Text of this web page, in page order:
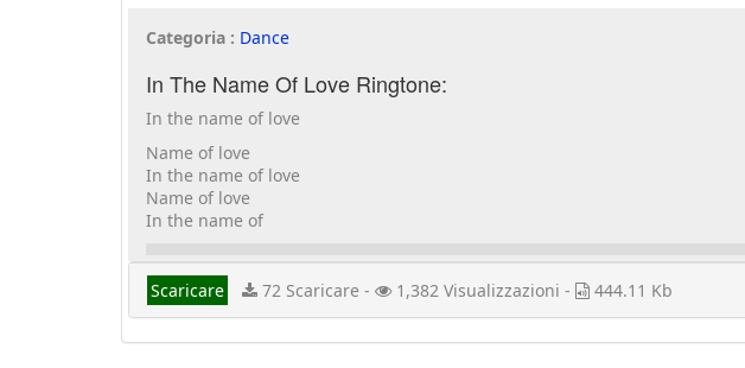
Categoria : Dance
In The Name Of Love Ringtone:
In the name of love
Name of love
In the name of love
Name of love
In the name of
Scaricare 72 Scaricare - 1,382 Visualizzazioni - 444.11 Kb